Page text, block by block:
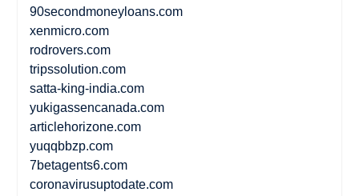
90secondmoneyloans.com
xenmicro.com
rodrovers.com
tripssolution.com
satta-king-india.com
yukigassencanada.com
articlehorizone.com
yuqqbbzp.com
7betagents6.com
coronavirusuptodate.com